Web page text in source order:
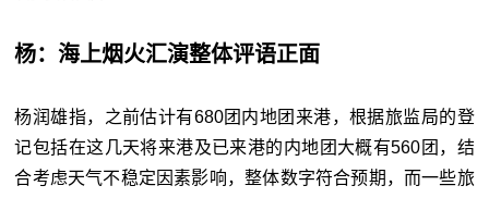
杨：海上烟火汇演整体评语正面
杨润雄指，之前估计有680团内地团来港，根据旅监局的登
记包括在这几天将来港及已来港的内地团大概有560团，结
合考虑天气不稳定因素影响，整体数字符合预期，而一些旅